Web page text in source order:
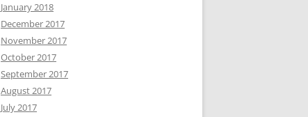
January 2018
December 2017
November 2017
October 2017
September 2017
August 2017
July 2017